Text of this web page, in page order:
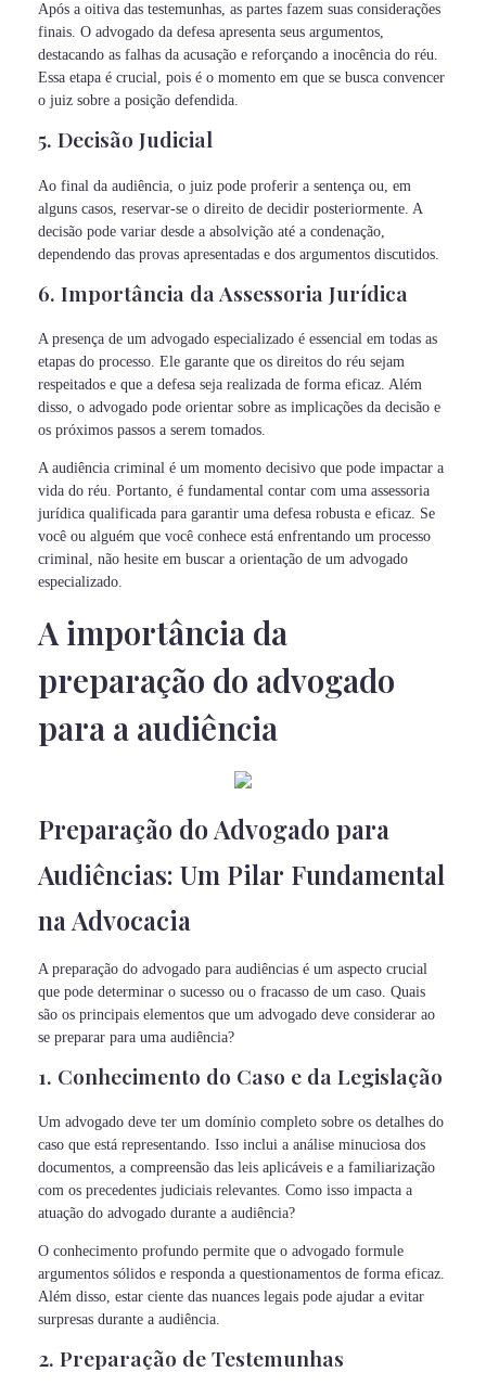
Após a oitiva das testemunhas, as partes fazem suas considerações
finais. O advogado da defesa apresenta seus argumentos,
destacando as falhas da acusação e reforçando a inocência do réu.
Essa etapa é crucial, pois é o momento em que se busca convencer
o juiz sobre a posição defendida.
5. Decisão Judicial
Ao final da audiência, o juiz pode proferir a sentença ou, em
alguns casos, reservar-se o direito de decidir posteriormente. A
decisão pode variar desde a absolvição até a condenação,
dependendo das provas apresentadas e dos argumentos discutidos.
6. Importância da Assessoria Jurídica
A presença de um advogado especializado é essencial em todas as
etapas do processo. Ele garante que os direitos do réu sejam
respeitados e que a defesa seja realizada de forma eficaz. Além
disso, o advogado pode orientar sobre as implicações da decisão e
os próximos passos a serem tomados.
A audiência criminal é um momento decisivo que pode impactar a
vida do réu. Portanto, é fundamental contar com uma assessoria
jurídica qualificada para garantir uma defesa robusta e eficaz. Se
você ou alguém que você conhece está enfrentando um processo
criminal, não hesite em buscar a orientação de um advogado
especializado.
A importância da
preparação do advogado
para a audiência
Preparação do Advogado para
Audiências: Um Pilar Fundamental
na Advocacia
A preparação do advogado para audiências é um aspecto crucial
que pode determinar o sucesso ou o fracasso de um caso. Quais
são os principais elementos que um advogado deve considerar ao
se preparar para uma audiência?
1. Conhecimento do Caso e da Legislação
Um advogado deve ter um domínio completo sobre os detalhes do
caso que está representando. Isso inclui a análise minuciosa dos
documentos, a compreensão das leis aplicáveis e a familiarização
com os precedentes judiciais relevantes. Como isso impacta a
atuação do advogado durante a audiência?
O conhecimento profundo permite que o advogado formule
argumentos sólidos e responda a questionamentos de forma eficaz.
Além disso, estar ciente das nuances legais pode ajudar a evitar
surpresas durante a audiência.
2. Preparação de Testemunhas